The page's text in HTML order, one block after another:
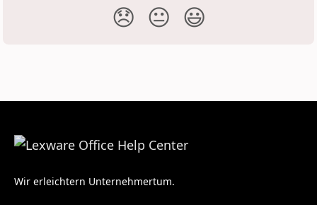
😞 😐 😃
Wir erleichtern Unternehmertum.